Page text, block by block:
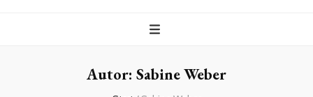
Autor: Sabine Weber